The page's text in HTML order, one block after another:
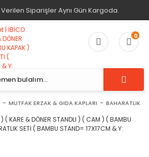
Verilen Siparişler Aynı Gün Kargoda.
0
MUTFAK ERZAK & GIDA KAPLARI BAHARATLIK &